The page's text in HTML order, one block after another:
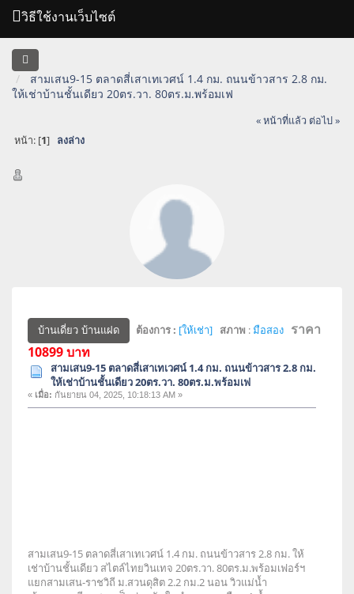
วิธีใช้งานเว็บไซต์
สามเสน9-15 ตลาดสี่เสาเทเวศน์ 1.4 กม. ถนนข้าวสาร 2.8 กม.
ให้เช่าบ้านชั้นเดียว 20ตร.วา. 80ตร.ม.พร้อมเฟ
« หน้าที่แล้ว ต่อไป »
หน้า: [1] ลงล่าง
บ้านเดี่ยว บ้านแฝด ต้องการ : [ให้เช่า] สภาพ :มือสอง ราคา
10899 บาท
สามเสน9-15 ตลาดสี่เสาเทเวศน์ 1.4 กม. ถนนข้าวสาร 2.8 กม.
ให้เช่าบ้านชั้นเดียว 20ตร.วา. 80ตร.ม.พร้อมเฟ
« เมื่อ: กันยายน 04, 2025, 10:18:13 AM »
สามเสน9-15 ตลาดสี่เสาเทเวศน์ 1.4 กม. ถนนข้าวสาร 2.8 กม. ให้
เช่าบ้านชั้นเดียว สไตล์ไทยวินเทจ 20ตร.วา. 80ตร.ม.พร้อมเฟอร์ฯ
แยกสามเสน-ราชวิถี ม.สวนดุสิต 2.2 กม.2 นอน วิวแม่น้ำ